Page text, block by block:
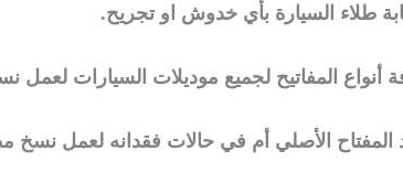
طلاء السيارة بأي خدوش او تجريح.
المفاتيح لجميع موديلات السيارات لعمل
الأصلي أم في حالات فقدانه لعمل نسخ